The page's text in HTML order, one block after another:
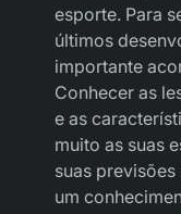
esporte. Para
últimos
importante
Conhecer as
e as
muito as suas
suas
um